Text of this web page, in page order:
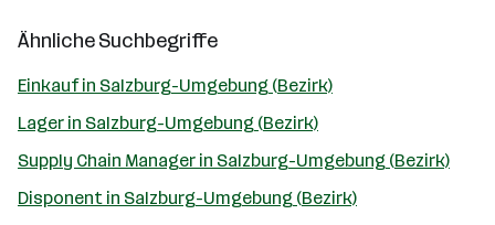
Ähnliche Suchbegriffe
Einkauf in Salzburg-Umgebung (Bezirk)
Lager in Salzburg-Umgebung (Bezirk)
Supply Chain Manager in Salzburg-Umgebung (Bezirk)
Disponent in Salzburg-Umgebung (Bezirk)